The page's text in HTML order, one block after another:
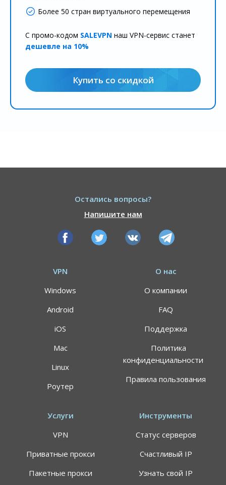
Более 50 стран виртуального перемещения
С промо-кодом SALEVPN наш VPN-сервис станет
дешевле на 10%
Купить со скидкой
Остались вопросы?
Напишите нам
VPN
Windows
Android
iOS
Mac
Linux
Роутер
О нас
О компании
FAQ
Поддержка
Политика
конфиденциальности
Правила пользования
Услуги
VPN
Приватные прокси
Пакетные прокси
Инструменты
Статус серверов
Счастливый IP
Узнать свой IP